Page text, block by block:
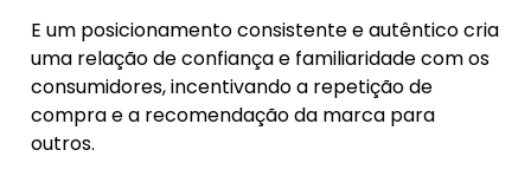
E um posicionamento consistente e autêntico cria
uma relação de confiança e familiaridade com os
consumidores, incentivando a repetição de
compra e a recomendação da marca para
outros.